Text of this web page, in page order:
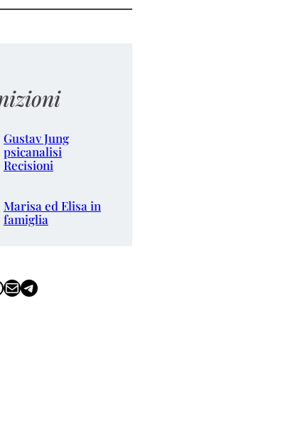
Gustav Jung
psicanalisi
Recisioni
Marisa ed Elisa in
famiglia
Email Telegram